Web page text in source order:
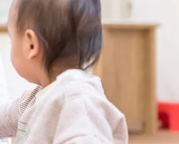
住宅手当・借上社宅
当社スタッフ活躍中
社会福祉法人